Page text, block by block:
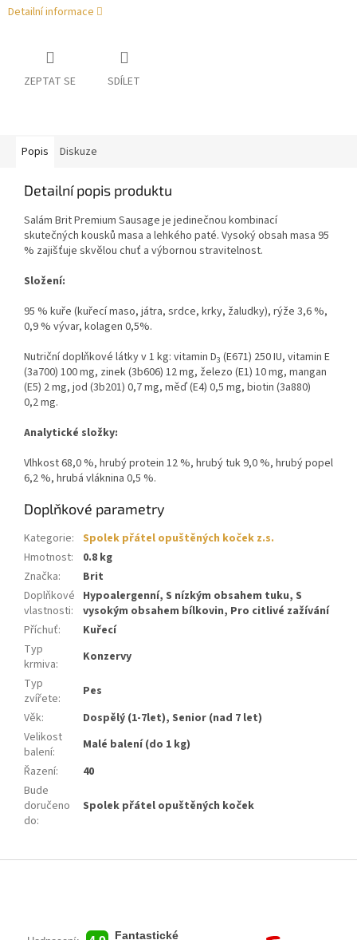
Detailní informace
ZEPTAT SE SDÍLET
Popis Diskuze
Detailní popis produktu
Salám Brit Premium Sausage je jedinečnou kombinací
skutečných kousků masa a lehkého paté. Vysoký obsah masa 95
% zajišťuje skvělou chuť a výbornou stravitelnost.
Složení:
95 % kuře (kuřecí maso, játra, srdce, krky, žaludky), rýže 3,6 %,
0,9 % vývar, kolagen 0,5%.
Nutriční doplňkové látky v 1 kg: vitamin D3 (E671) 250 IU, vitamin E
(3a700) 100 mg, zinek (3b606) 12 mg, železo (E1) 10 mg, mangan
(E5) 2 mg, jod (3b201) 0,7 mg, měď (E4) 0,5 mg, biotin (3a880)
0,2 mg.
Analytické složky:
Vlhkost 68,0 %, hrubý protein 12 %, hrubý tuk 9,0 %, hrubý popel
6,2 %, hrubá vláknina 0,5 %.
Doplňkové parametry
Kategorie: Spolek přátel opuštěných koček z.s.
Hmotnost:
0.8 kg
Značka:
Brit
Doplňkové
vlastnosti:
Hypoalergenní, S nízkým obsahem tuku, S
vysokým obsahem bílkovin, Pro citlivé zažívání
Příchuť:
Kuřecí
Typ
krmiva:
Konzervy
Typ
zvířete:
Pes
Věk:
Dospělý (1-7let), Senior (nad 7 let)
Velikost
balení:
Malé balení (do 1 kg)
Řazení:
40
Bude
doručeno
do:
Spolek přátel opuštěných koček